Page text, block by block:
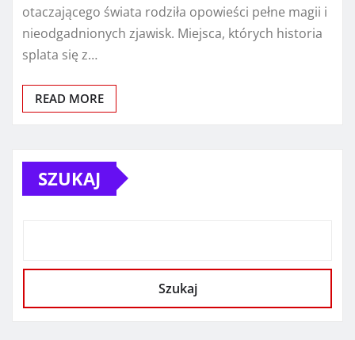
otaczającego świata rodziła opowieści pełne magii i
nieodgadnionych zjawisk. Miejsca, których historia
splata się z…
READ MORE
SZUKAJ
Szukaj